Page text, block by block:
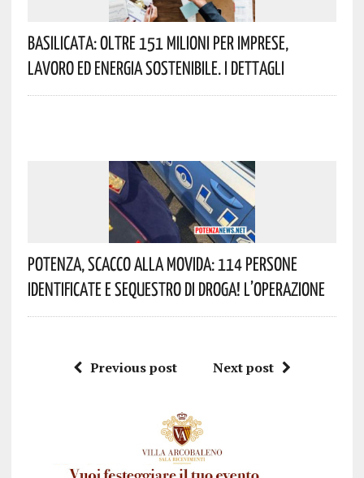
Basilicata: Oltre 151 Milioni Per Imprese,
Lavoro Ed Energia Sostenibile. I Dettagli
Potenza, Scacco Alla Movida: 114 Persone
Identificate E Sequestro Di Droga! L’operazione
Previous post Next post